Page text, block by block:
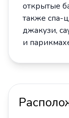
открытые
также спа-
джакузи,
и